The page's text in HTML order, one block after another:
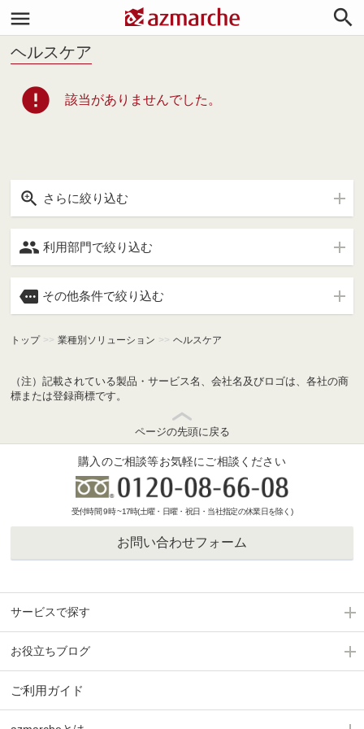


ヘルスケア
error 該当がありませんでした。
 さらに絞り込む
 利用部門で絞り込む
 その他条件で絞り込む
トップ >> 業種別ソリューション >> ヘルスケア
（注）記載されている製品・サービス名、会社名及びロゴは、各社の商
標または登録商標です。
ページの先頭に戻る
購入のご相談等お気軽にご相談ください
受付時間 9時 ~17時(土曜・日曜・祝日・当社指定の休業日を除く)
お問い合わせフォーム
サービスで探す
お役立ちブログ
ご利用ガイド